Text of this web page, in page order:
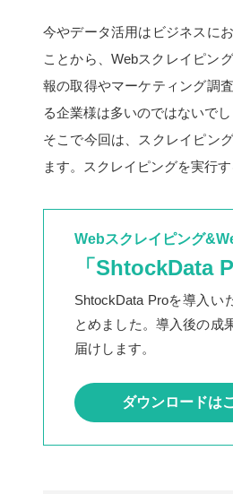
今やデータ活用はビジネスに
ことから、Webスクレイピン
報の取得やマーケティング調
る企業様は多いのではないでし
そこで今回は、スクレイピン
ます。スクレイピングを実行
Webスクレイピング
「ShtockData
ShtockData Proを導入い
とめました。導入後の成
届けします。
ダウンロードは